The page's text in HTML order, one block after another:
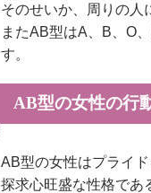
そのせいか、周りの人
またAB型はA、B、O
す。
AB型の女性の行
AB型の女性はプライ
探求心旺盛な性格であ